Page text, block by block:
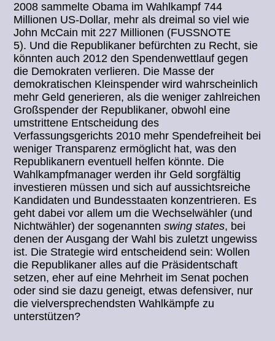
2008 sammelte Obama im Wahlkampf 744
Millionen US-Dollar, mehr als dreimal so viel wie
John McCain mit 227 Millionen (FUSSNOTE
5). Und die Republikaner befürchten zu Recht, sie
könnten auch 2012 den Spendenwettlauf gegen
die Demokraten verlieren. Die Masse der
demokratischen Kleinspender wird wahrscheinlich
mehr Geld generieren, als die weniger zahlreichen
Großspender der Republikaner, obwohl eine
umstrittene Entscheidung des
Verfassungsgerichts 2010 mehr Spendefreiheit bei
weniger Transparenz ermöglicht hat, was den
Republikanern eventuell helfen könnte. Die
Wahlkampfmanager werden ihr Geld sorgfältig
investieren müssen und sich auf aussichtsreiche
Kandidaten und Bundesstaaten konzentrieren. Es
geht dabei vor allem um die Wechselwähler (und
Nichtwähler) der sogenanntenswing states, bei
denen der Ausgang der Wahl bis zuletzt ungewiss
ist. Die Strategie wird entscheidend sein: Wollen
die Republikaner alles auf die Präsidentschaft
setzen, eher auf eine Mehrheit im Senat pochen
oder sind sie dazu geneigt, etwas defensiver, nur
die vielversprechendsten Wahlkämpfe zu
unterstützen?